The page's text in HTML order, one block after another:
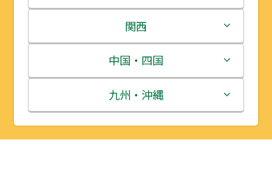
岩手県
宮城県
秋田県
山形県
栃木県
群馬県
埼玉県
千葉県
新潟県
富山県
石川県
福井県
関西
三重県
滋賀県
京都府
中国・四国
鳥取県
島根県
九州・沖縄
福岡県